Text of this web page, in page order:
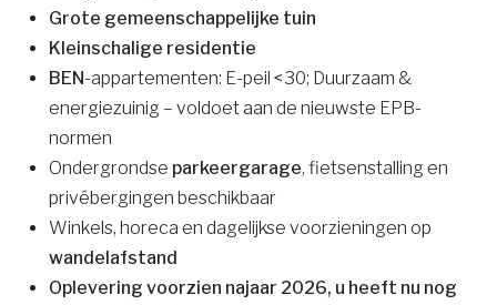
Grote gemeenschappelijke tuin
Kleinschalige residentie
BEN-appartementen: E-peil <30; Duurzaam &
energiezuinig – voldoet aan de nieuwste EPB-
normen
Ondergrondse parkeergarage, fietsenstalling en
privébergingen beschikbaar
Winkels, horeca en dagelijkse voorzieningen op
wandelafstand
Oplevering voorzien najaar 2026, u heeft nu nog